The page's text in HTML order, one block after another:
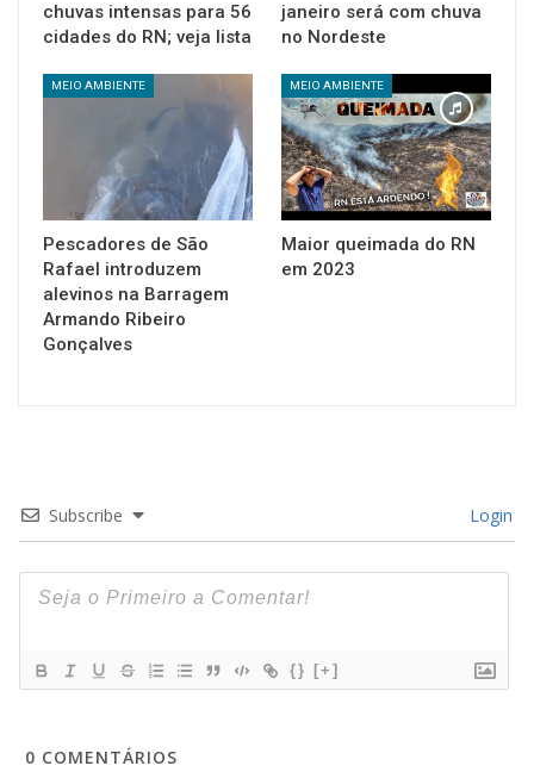
chuvas intensas para 56
cidades do RN; veja lista
janeiro será com chuva
no Nordeste
MEIO AMBIENTE
Pescadores de São
Rafael introduzem
alevinos na Barragem
Armando Ribeiro
Gonçalves
MEIO AMBIENTE
Maior queimada do RN
em 2023
Subscribe Login
{} [+]
0 COMENTÁRIOS